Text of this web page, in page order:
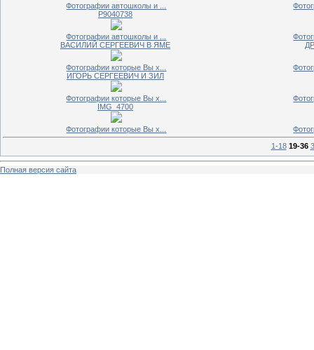
Фотографии автошколы и ...
P9040738
Фотографии автошколы и ...
ВАСИЛИЙ СЕРГЕЕВИЧ В ЯМЕ
Фотографии которые Вы х...
ИГОРЬ СЕРГЕЕВИЧ И ЗИЛ
Фотографии которые Вы х...
IMG_4700
Фотографии которые Вы х...
1-18 19-36
Полная версия сайта